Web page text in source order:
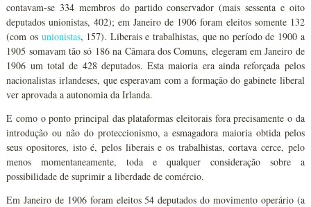
contavam-se 334 membros do partido conservador (mais sessenta e oito
deputados unionistas, 402); em Janeiro de 1906 foram eleitos somente 132
(com os unionistas, 157). Liberais e trabalhistas, que no período de 1900 a
1905 somavam tão só 186 na Câmara dos Comuns, elegeram em Janeiro de
1906 um total de 428 deputados. Esta maioria era ainda reforçada pelos
nacionalistas irlandeses, que esperavam com a formação do gabinete liberal
ver aprovada a autonomia da Irlanda.
E como o ponto principal das plataformas eleitorais fora precisamente o da
introdução ou não do proteccionismo, a esmagadora maioria obtida pelos
seus opositores, isto é, pelos liberais e os trabalhistas, cortava cerce, pelo
menos momentaneamente, toda e qualquer consideração sobre a
possibilidade de suprimir a liberdade de comércio.
Em Janeiro de 1906 foram eleitos 54 deputados do movimento operário (a